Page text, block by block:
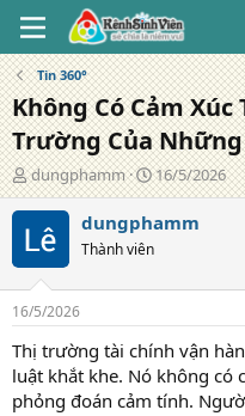
Tin 360°
Không Có Cảm
Trường Của
T
á
c
ả
dungphamm
N
g
à
g
16/5/2026
dungphamm
Thành viên
16/5/2026
Thị trường tài chính vận
luật khắt khe. Nó không có
phỏng đoán cảm tính.